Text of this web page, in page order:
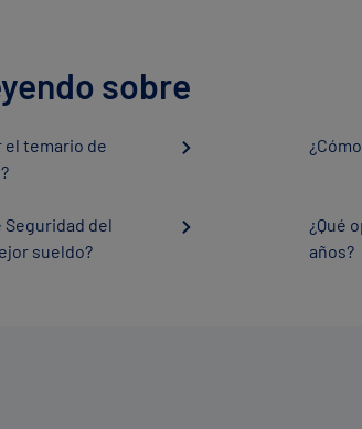
sobre
el temario de
Seguridad del
sueldo?
¿Qué
años?